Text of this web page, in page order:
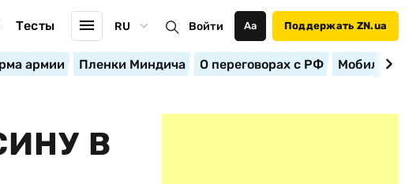
Тесты RU Войти Аа Поддержать ZN.ua
армии Пленки Миндича О переговорах с РФ
В